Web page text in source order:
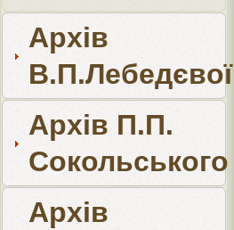
Архів
В.П.Лебедєвої
Архів П.П.
Сокольського
Архів